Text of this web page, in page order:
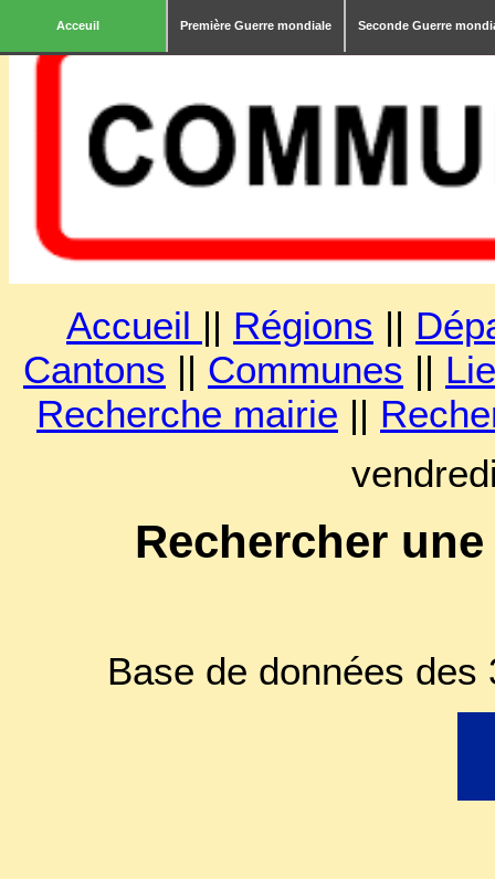
Acceuil Première Guerre mondiale Seconde Guerre
Accueil || Régions ||
Cantons || Communes ||
Recherche mairie ||
Rechercher
Base de données